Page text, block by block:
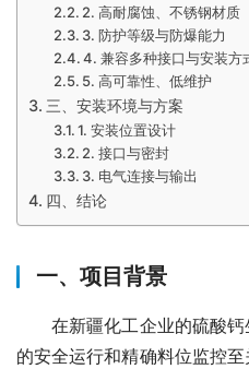
2. 高耐腐蚀、不锈钢材质
3. 防护等级与防爆能力
4. 兼容多种接口与安装方
5. 高可靠性、低维护
三、安装环境与方案
1. 安装位置设计
2. 接口与密封
3. 电气连接与输出
四、结论
一、项目背景
在新疆化工企业的硫酸钙
的安全运行和精确料位监控